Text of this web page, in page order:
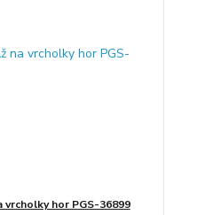
hor PGS-36899